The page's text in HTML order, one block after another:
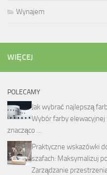
Wynajem
WIĘCEJ
POLECAMY
Jak wybrać najlepszą
Wybór farby
znacząco …
Praktyczne wskazówki
szafach: Maksymalizuj
Zarządzanie